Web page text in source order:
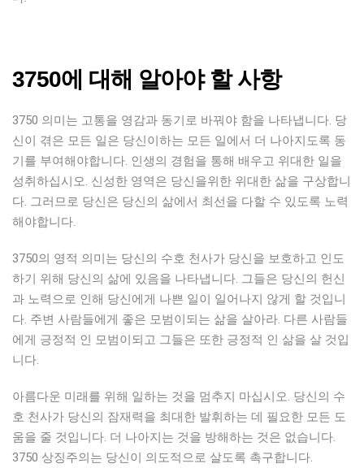
3750에 대해 알아야 할 사항
3750 의미는 고통을 영감과 동기로 바꿔야 함을 나타냅니다. 당
신이 겪은 모든 일은 당신이하는 모든 일에서 더 나아지도록 동
기를 부여해야합니다. 인생의 경험을 통해 배우고 위대한 일을
성취하십시오. 신성한 영역은 당신을위한 위대한 삶을 구상합니
다. 그러므로 당신은 당신의 삶에서 최선을 다할 수 있도록 노력
해야합니다.
3750의 영적 의미는 당신의 수호 천사가 당신을 보호하고 인도
하기 위해 당신의 삶에 있음을 나타냅니다. 그들은 당신의 헌신
과 노력으로 인해 당신에게 나쁜 일이 일어나지 않게 할 것입니
다. 주변 사람들에게 좋은 모범이되는 삶을 살아라. 다른 사람들
에게 긍정적 인 모범이되고 그들은 또한 긍정적 인 삶을 살 것입
니다.
아름다운 미래를 위해 일하는 것을 멈추지 마십시오. 당신의 수
호 천사가 당신의 잠재력을 최대한 발휘하는 데 필요한 모든 도
움을 줄 것입니다. 더 나아지는 것을 방해하는 것은 없습니다.
3750 상징주의는 당신이 의도적으로 살도록 촉구합니다.